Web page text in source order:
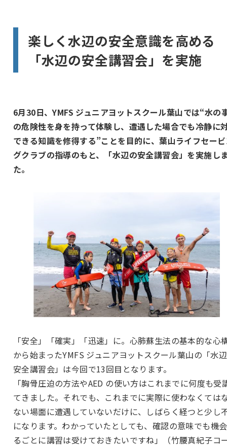
楽しく水辺の安全意識を高める
「水辺の安全講習会」を実施
6月30日、YMFS ジュニアヨットスクール葉山では“水の
の危険性を身を持って体験し、遭遇した場合でも冷静に
できる知識を修得する”ことを目的に、葉山ライフセー
グクラブの指導のもと、「水辺の安全講習会」を実施し
た。
「安全」「確実」「迅速」に。心肺蘇生法の基本的な心
から始まったYMFS ジュニアヨットスクール葉山の「水
安全講習会」は今回で13回目となります。
「胸骨圧迫の方法やAED の使い方はこれまでに何度も受
てきました。それでも、これまでに実際に使わなくては
ない場面に遭遇していないだけに、しばらく経つと少し
になります。わかっていたとしても、確認の意味でも機
るごとに講習は受けておきたいですね」（竹腰真紀子コ